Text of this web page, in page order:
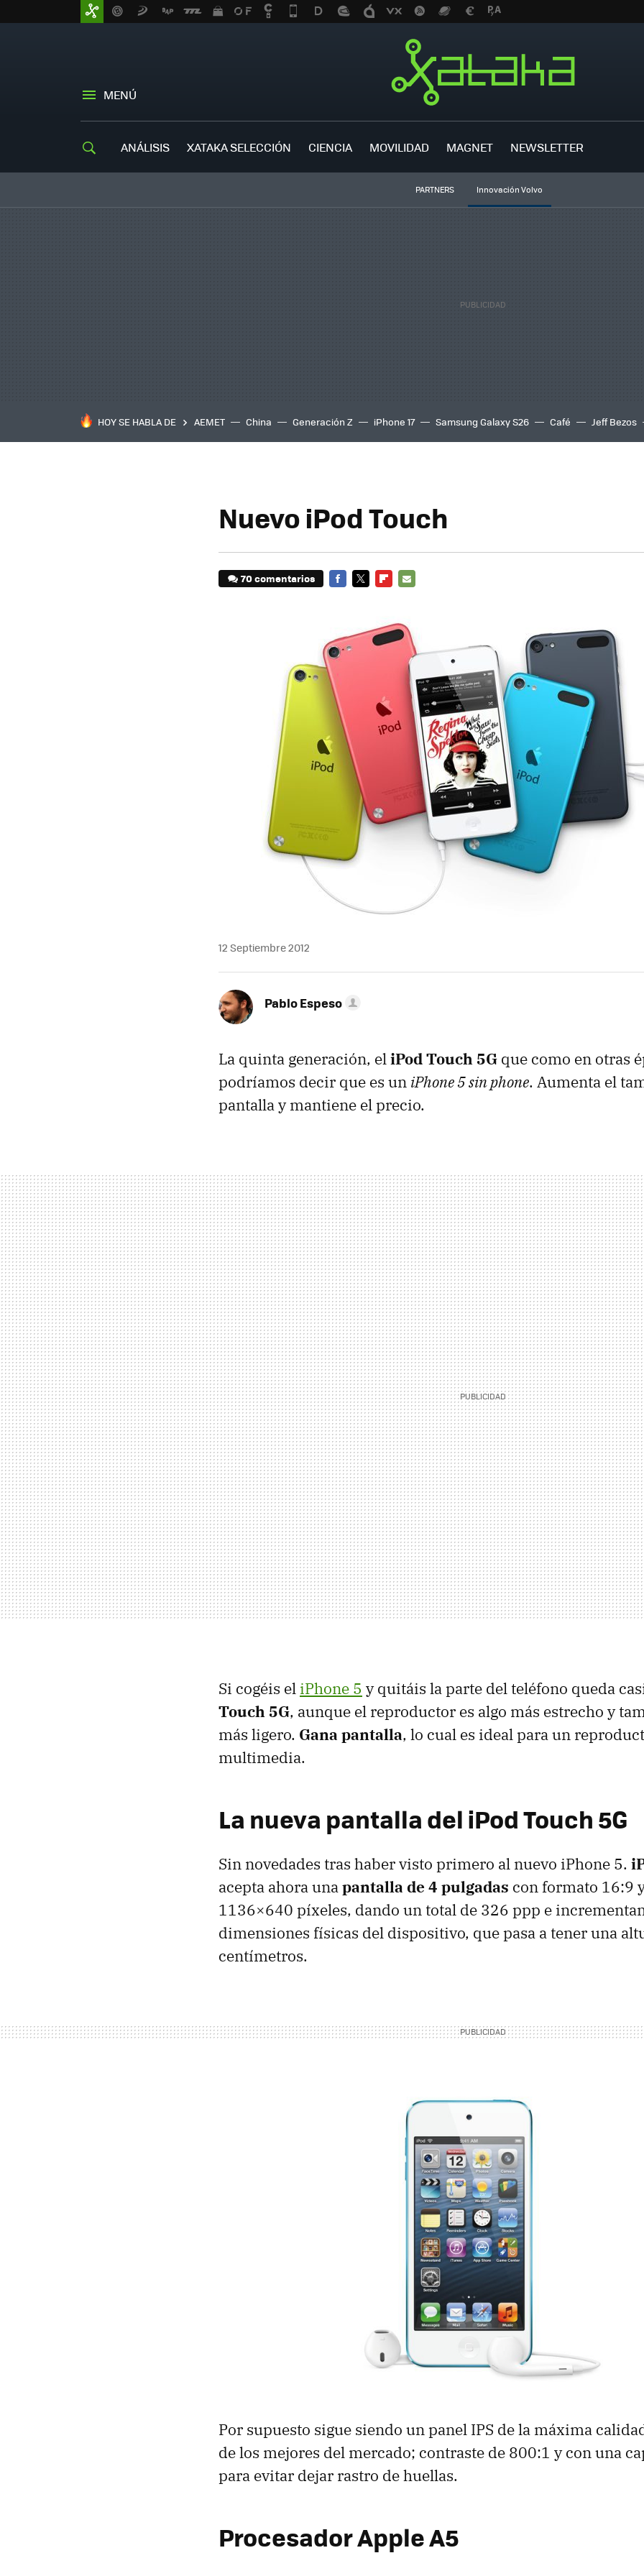
MENÚ
ANÁLISIS XATAKA SELECCIÓN CIENCIA MOVILIDAD MAGNET NEWSLETTER
PARTNERS Innovación Volvo
HOY SE HABLA DE AEMET China Generación Z iPhone 17 Samsung Galaxy S26 Café Jeff Bezos
Nuevo iPod Touch
70 comentarios
12 Septiembre 2012
Pablo Espeso
La quinta generación, eliPod Touch 5G que como en otras
podríamos decir que es un iPhone 5 sin phone. Aumenta el
pantalla y mantiene el precio.
Si cogéis el iPhone 5 y quitáis la parte del teléfono queda
Touch 5G, aunque el reproductor es algo más estrecho y
más ligero. Gana pantalla, lo cual es ideal para un
multimedia.
La nueva pantalla del iPod Touch 5G
Sin novedades tras haber visto primero al nuevo iPhone 5.
acepta ahora unapantalla de 4 pulgadas con formato 16:9
1136×640 píxeles, dando un total de 326 ppp e
dimensiones físicas del dispositivo, que pasa a tener una
centímetros.
Por supuesto sigue siendo un panel IPS de la máxima
de los mejores del mercado; contraste de 800:1 y con una
para evitar dejar rastro de huellas.
Procesador Apple A5